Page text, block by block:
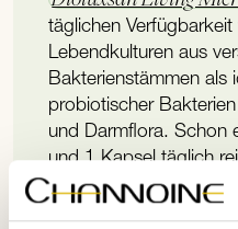
täglichen
Lebendkulturen aus
Bakterienstämmen als
probiotischer
und Darmflora. Schon
und 1 Kapsel täglich
zu pflegen und für